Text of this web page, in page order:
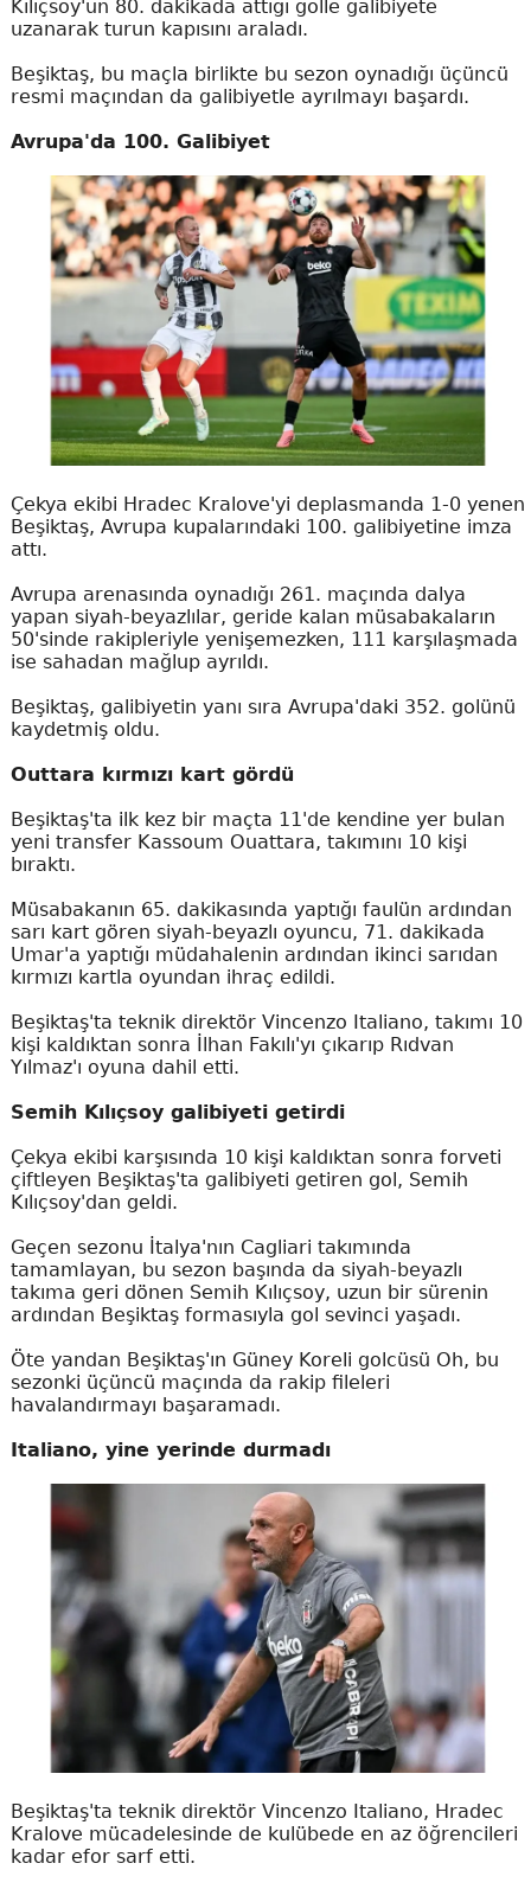
Kılıçsoy'un 80. dakikada attığı golle galibiyete
uzanarak turun kapısını araladı.
Beşiktaş, bu maçla birlikte bu sezon oynadığı üçüncü
resmi maçından da galibiyetle ayrılmayı başardı.
Avrupa'da 100. Galibiyet
Çekya ekibi Hradec Kralove'yi deplasmanda 1-0 yenen
Beşiktaş, Avrupa kupalarındaki 100. galibiyetine imza
attı.
Avrupa arenasında oynadığı 261. maçında dalya
yapan siyah-beyazlılar, geride kalan müsabakaların
50'sinde rakipleriyle yenişemezken, 111 karşılaşmada
ise sahadan mağlup ayrıldı.
Beşiktaş, galibiyetin yanı sıra Avrupa'daki 352. golünü
kaydetmiş oldu.
Outtara kırmızı kart gördü
Beşiktaş'ta ilk kez bir maçta 11'de kendine yer bulan
yeni transfer Kassoum Ouattara, takımını 10 kişi
bıraktı.
Müsabakanın 65. dakikasında yaptığı faulün ardından
sarı kart gören siyah-beyazlı oyuncu, 71. dakikada
Umar'a yaptığı müdahalenin ardından ikinci sarıdan
kırmızı kartla oyundan ihraç edildi.
Beşiktaş'ta teknik direktör Vincenzo Italiano, takımı 10
kişi kaldıktan sonra İlhan Fakılı'yı çıkarıp Rıdvan
Yılmaz'ı oyuna dahil etti.
Semih Kılıçsoy galibiyeti getirdi
Çekya ekibi karşısında 10 kişi kaldıktan sonra forveti
çiftleyen Beşiktaş'ta galibiyeti getiren gol, Semih
Kılıçsoy'dan geldi.
Geçen sezonu İtalya'nın Cagliari takımında
tamamlayan, bu sezon başında da siyah-beyazlı
takıma geri dönen Semih Kılıçsoy, uzun bir sürenin
ardından Beşiktaş formasıyla gol sevinci yaşadı.
Öte yandan Beşiktaş'ın Güney Koreli golcüsü Oh, bu
sezonki üçüncü maçında da rakip fileleri
havalandırmayı başaramadı.
Italiano, yine yerinde durmadı
Beşiktaş'ta teknik direktör Vincenzo Italiano, Hradec
Kralove mücadelesinde de kulübede en az öğrencileri
kadar efor sarf etti.